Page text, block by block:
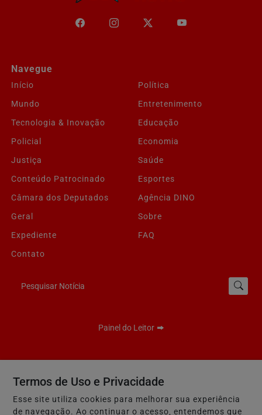
Navegue
Início
Política
Mundo
Entretenimento
Tecnologia & Inovação
Educação
Policial
Economia
Justiça
Saúde
Conteúdo Patrocinado
Esportes
Câmara dos Deputados
Agência DINO
Geral
Sobre
Expediente
FAQ
Contato
Pesquisar Notícia
Painel do Leitor
Fala Mauá
Termos de Uso e Privacidade
Termos de Uso e Privacidade
Esse site utiliza cookies para melhorar sua experiência
de navegação. Ao continuar o acesso, entendemos que